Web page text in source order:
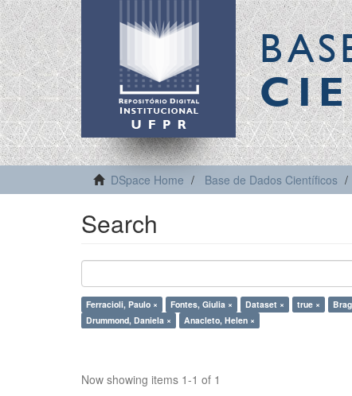
DSpace Home Base de Dados Científicos
Search
Ferracioli, Paulo × Fontes, Giulia × Dataset × true ×
Drummond, Daniela ×
Anacleto, Helen ×
Now showing items 1-1 of 1